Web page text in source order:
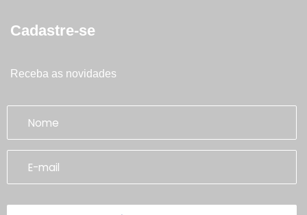
Cadastre-se
Receba as novidades